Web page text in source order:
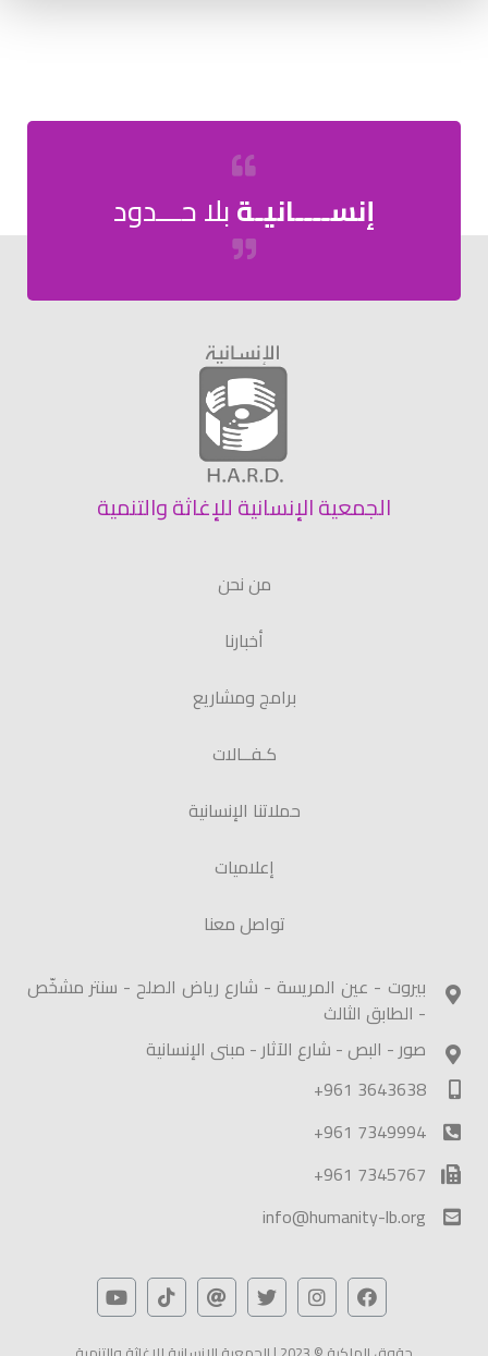
إنســــانيـةبلا حـــدود
بيروت - عين المريسة - شارع رياض الصلح - سنتر مشخّص
- الطابق الثالث
صور - البص - شارع الآثار - مبنى الإنسانية
+961 3643638
+961 7349994
+961 7345767
info@humanity-lb.org
الجمعية الإنسانية للإغاثة والتنمية
من نحن
أخبارنا
برامج ومشاريع
كـفــالات
حملاتنا الإنسانية
إعلاميات
تواصل معنا